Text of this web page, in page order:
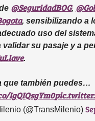
@SeguridadBOG,
, sensibilizando a
uso del
validar su pasaje y a
.
que también puedes…
IgQIQsgYm0
(@TransMilenio)